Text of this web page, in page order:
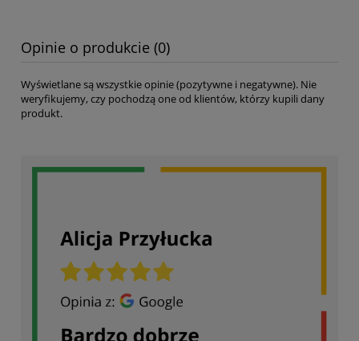
Opinie o produkcie (0)
Wyświetlane są wszystkie opinie (pozytywne i negatywne). Nie
weryfikujemy, czy pochodzą one od klientów, którzy kupili dany
produkt.